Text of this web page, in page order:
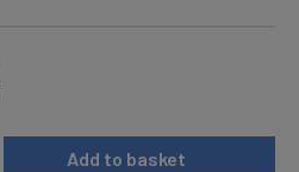
Add to basket